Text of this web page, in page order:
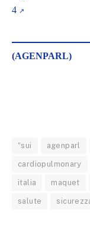
4
(AGENPARL)
“sui agenparl
cardiopulmonary
italia maquet
salute